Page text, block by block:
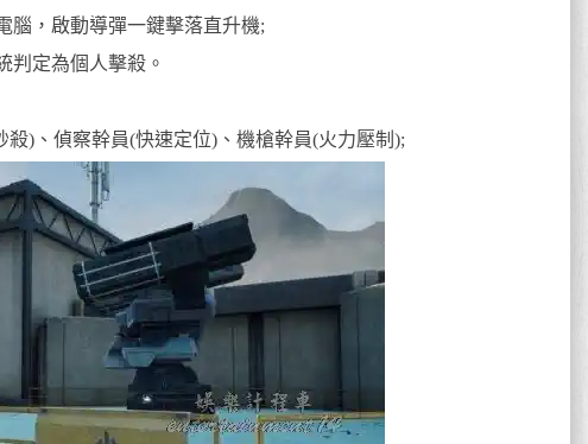
，啟動導彈一鍵擊落直升機;
定為個人擊殺。
殺)、偵察幹員(快速定位)、機槍幹員(火力壓制);